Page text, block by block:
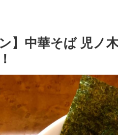
ン】中華そば 児